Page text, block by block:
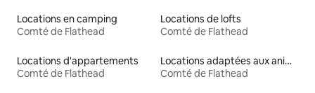
Locations en camping
Comté de Flathead
Locations de lofts
Comté de Flathead
Locations d'appartements
Comté de Flathead
Locations adaptées aux animaux
Comté de Flathead